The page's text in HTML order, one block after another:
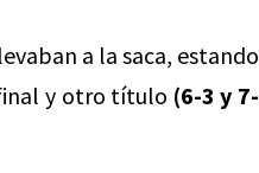
a la saca, estando
y otro título (6-3 y 7-